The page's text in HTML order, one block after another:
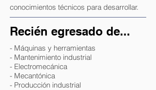
conocimientos técnicos para desarrollar.
Recién egresado de...
- Máquinas y herramientas
- Mantenimiento industrial
- Electromecánica
- Mecantónica
- Producción industrial